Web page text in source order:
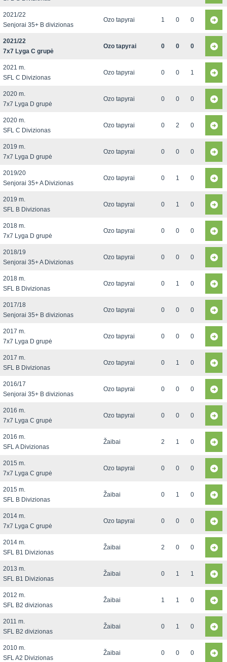
2021/22
Senjorai 35+ B divizionas
Ozo tapyrai 1 0 0
2021/22
7x7 Lyga C grupė
Ozo tapyrai 0 0 0
2021 m.
SFL C Divizionas
Ozo tapyrai 0 0 1
2020 m.
7x7 Lyga D grupė
Ozo tapyrai 0 0 0
2020 m.
SFL C Divizionas
Ozo tapyrai 0 2 0
2019 m.
7x7 Lyga D grupė
Ozo tapyrai 0 0 0
2019/20
Senjorai 35+ A Divizionas
Ozo tapyrai 0 1 0
2019 m.
SFL B Divizionas
Ozo tapyrai 0 1 0
2018 m.
7x7 Lyga D grupė
Ozo tapyrai 0 0 0
2018/19
Senjorai 35+ A Divizionas
Ozo tapyrai 0 0 0
2018 m.
SFL B Divizionas
Ozo tapyrai 0 1 0
2017/18
Senjorai 35+ B divizionas
Ozo tapyrai 0 0 0
2017 m.
7x7 Lyga D grupė
Ozo tapyrai 0 0 0
2017 m.
SFL B Divizionas
Ozo tapyrai 0 1 0
2016/17
Senjorai 35+ B divizionas
Ozo tapyrai 0 0 0
2016 m.
7x7 Lyga C grupė
Ozo tapyrai 0 0 0
2016 m.
SFL A Divizionas
Žaibai 2 1 0
2015 m.
7x7 Lyga C grupė
Ozo tapyrai 0 0 0
2015 m.
SFL B Divizionas
Žaibai 0 1 0
2014 m.
7x7 Lyga C grupė
Ozo tapyrai 0 0 0
2014 m.
SFL B1 Divizionas
Žaibai 2 0 0
2013 m.
SFL B1 Divizionas
Žaibai 0 1 1
2012 m.
SFL B2 divizionas
Žaibai 1 1 0
2011 m.
SFL B2 divizionas
Žaibai 0 1 0
2010 m.
SFL A2 Divizionas
Žaibai 0 0 0